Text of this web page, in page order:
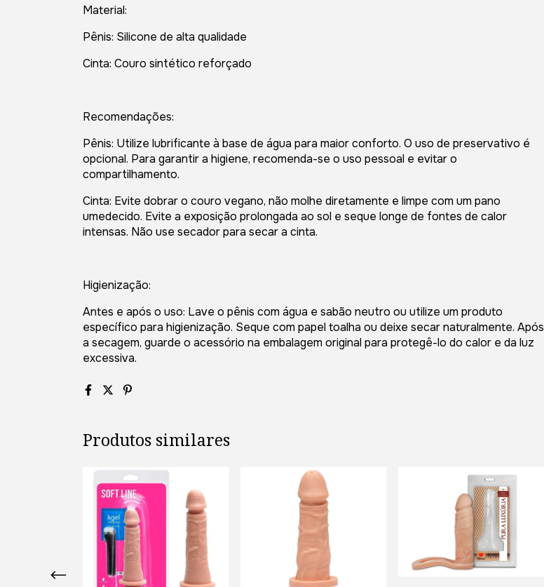
Material:
Pênis: Silicone de alta qualidade
Cinta: Couro sintético reforçado
Recomendações:
Pênis: Utilize lubrificante à base de água para maior conforto. O uso de preservativo é
opcional. Para garantir a higiene, recomenda-se o uso pessoal e evitar o
compartilhamento.
Cinta: Evite dobrar o couro vegano, não molhe diretamente e limpe com um pano
umedecido. Evite a exposição prolongada ao sol e seque longe de fontes de calor
intensas. Não use secador para secar a cinta.
Higienização:
Antes e após o uso: Lave o pênis com água e sabão neutro ou utilize um produto
específico para higienização. Seque com papel toalha ou deixe secar naturalmente. Após
a secagem, guarde o acessório na embalagem original para protegê-lo do calor e da luz
excessiva.
Produtos similares